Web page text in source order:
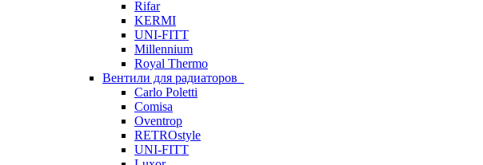
Rifar
KERMI
UNI-FITT
Millennium
Royal Thermo
Вентили для радиаторов
Carlo Poletti
Comisa
Oventrop
RETROstyle
UNI-FITT